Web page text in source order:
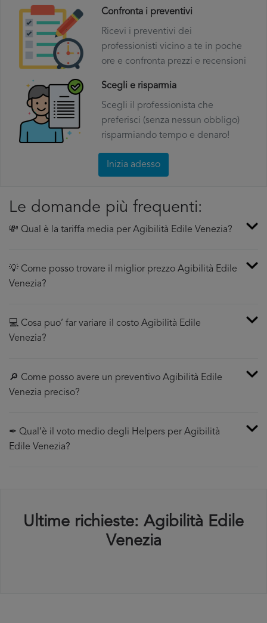
Confronta i preventivi
Ricevi i preventivi dei
professionisti vicino a te in poche
ore e confronta prezzi e recensioni
Scegli e risparmia
Scegli il professionista che
preferisci (senza nessun obbligo)
risparmiando tempo e denaro!
Inizia adesso
Le domande più frequenti:
💸 Qual è la tariffa media per Agibilità Edile Venezia?
💡 Come posso trovare il miglior prezzo Agibilità Edile
Venezia?
💻 Cosa puo’ far variare il costo Agibilità Edile
Venezia?
🔎 Come posso avere un preventivo Agibilità Edile
Venezia preciso?
✒ Qual’è il voto medio degli Helpers per Agibilità
Edile Venezia?
Ultime richieste: Agibilità Edile
Venezia